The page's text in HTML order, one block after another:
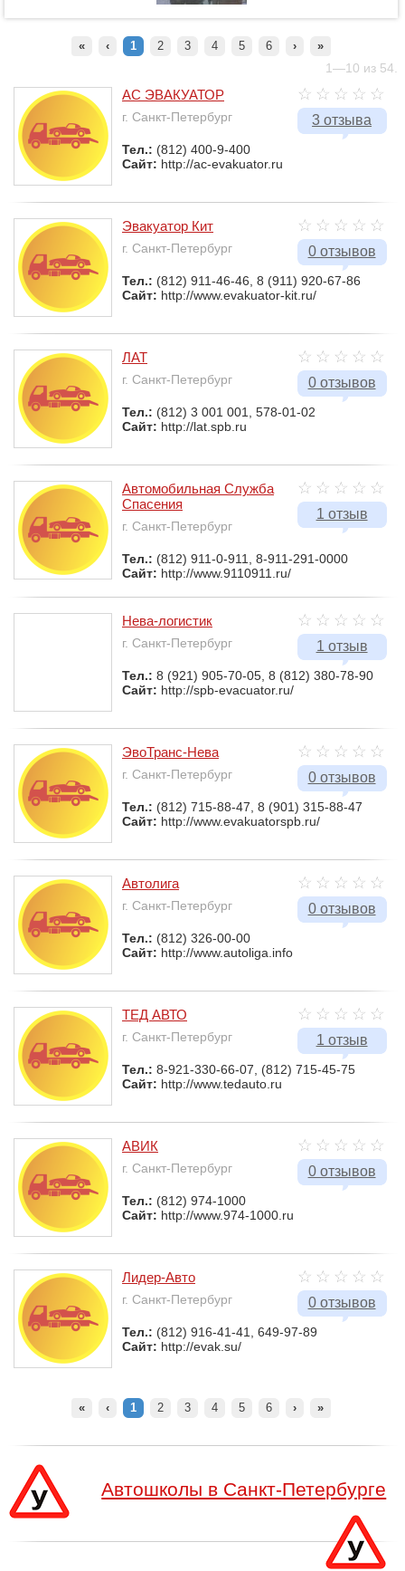
« ‹ 1 2 3 4 5 6 › »
1—10 из 54.
3 отзыва
АС ЭВАКУАТОР
г. Санкт-Петербург
Тел.: (812) 400-9-400
Сайт: http://ac-evakuator.ru
0 отзывов
Эвакуатор Кит
г. Санкт-Петербург
Тел.: (812) 911-46-46, 8 (911) 920-67-86
Сайт: http://www.evakuator-kit.ru/
0 отзывов
ЛАТ
г. Санкт-Петербург
Тел.: (812) 3 001 001, 578-01-02
Сайт: http://lat.spb.ru
1 отзыв
Автомобильная Служба
Спасения
г. Санкт-Петербург
Тел.: (812) 911-0-911, 8-911-291-0000
Сайт: http://www.9110911.ru/
1 отзыв
Нева-логистик
г. Санкт-Петербург
Тел.: 8 (921) 905-70-05, 8 (812) 380-78-90
Сайт: http://spb-evacuator.ru/
0 отзывов
ЭвоТранс-Нева
г. Санкт-Петербург
Тел.: (812) 715-88-47, 8 (901) 315-88-47
Сайт: http://www.evakuatorspb.ru/
0 отзывов
Автолига
г. Санкт-Петербург
Тел.: (812) 326-00-00
Сайт: http://www.autoliga.info
1 отзыв
ТЕД АВТО
г. Санкт-Петербург
Тел.: 8-921-330-66-07, (812) 715-45-75
Сайт: http://www.tedauto.ru
0 отзывов
АВИК
г. Санкт-Петербург
Тел.: (812) 974-1000
Сайт: http://www.974-1000.ru
0 отзывов
Лидер-Авто
г. Санкт-Петербург
Тел.: (812) 916-41-41, 649-97-89
Сайт: http://evak.su/
« ‹ 1 2 3 4 5 6 › »
Автошколы в Санкт-Петербурге